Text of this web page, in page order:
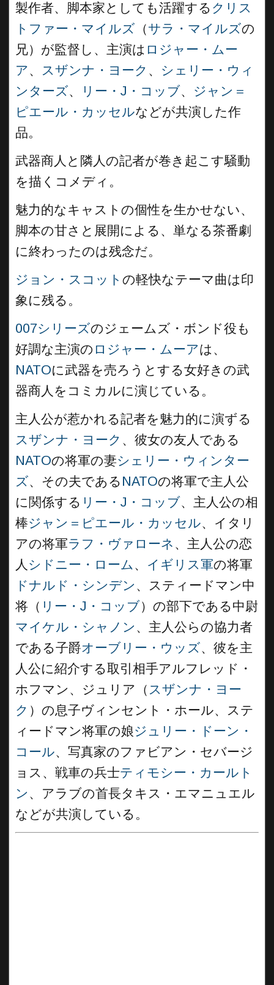
製作者、脚本家としても活躍する クリス
トファー・マイルズ （サラ・マイルズの
兄）が監督し、主演は ロジャー・ムー
ア、 スザンナ・ヨーク 、 シェリー・ウィ
ンターズ、 リー・J・コッブ、 ジャン＝
ピエール・カッセルなどが共演した作
品。
武器商人と隣人の記者が巻き起こす騒動
を描くコメディ。
魅力的なキャストの個性を生かせない、
脚本の甘さと展開による、単なる茶番劇
に終わったのは残念だ。
ジョン・スコット の軽快なテーマ曲は印
象に残る。
007シリーズのジェームズ・ボンド役も
好調な主演の ロジャー・ムーアは、
NATOに武器を売ろうとする女好きの武
器商人をコミカルに演じている。
主人公が惹かれる記者を魅力的に演ずる
スザンナ・ヨーク 、彼女の友人である
NATOの将軍の妻シェリー・ウィンター
ズ、その夫である NATOの将軍で主人公
に関係する リー・J・コッブ、主人公の相
棒ジャン＝ピエール・カッセル、イタリ
アの将軍ラフ・ヴァローネ 、主人公の恋
人 シドニー・ローム、 イギリス軍の将軍
ドナルド・シンデン 、スティードマン中
将（ リー・J・コッブ）の部下である中尉
マイケル・シャノン 、主人公らの協力者
である子爵オーブリー・ウッズ、彼を主
人公に紹介する取引相手アルフレッド・
ホフマン、ジュリア（スザンナ・ヨー
ク ）の息子ヴィンセント・ホール、ステ
ィードマン将軍の娘ジュリー・ドーン・
コール、写真家のファビアン・セバージ
ョス、戦車の兵士ティモシー・カールト
ン 、アラブの首長タキス・エマニュエル
などが共演している。